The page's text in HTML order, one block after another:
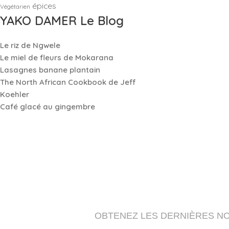
Végétarien épices
YAKO DAMER Le Blog
Le riz de Ngwele
Le miel de fleurs de Mokarana
Lasagnes banane plantain
The North African Cookbook de Jeff
Koehler
Café glacé au gingembre
OBTENEZ LES DERNIÈRES